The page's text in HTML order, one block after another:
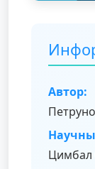
Автор:
Цимбал